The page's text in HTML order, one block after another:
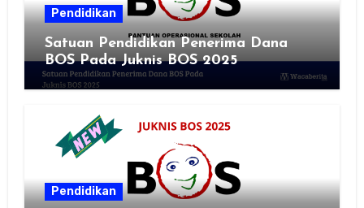
Pendidikan
Satuan Pendidikan Penerima Dana
BOS Pada Juknis BOS 2025
Pendidikan